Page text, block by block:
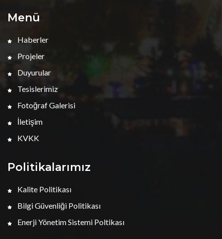
Menü
Haberler
Projeler
Duyurular
Tesislerimiz
Fotoğraf Galerisi
İletişim
KVKK
Politikalarımız
Kalite Politikası
Bilgi Güvenliği Politikası
Enerji Yönetim Sistemi Poltikası